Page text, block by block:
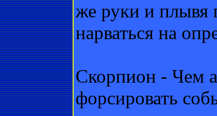
же руки и плывя
нарваться на
Скорпион - Чем
форсировать